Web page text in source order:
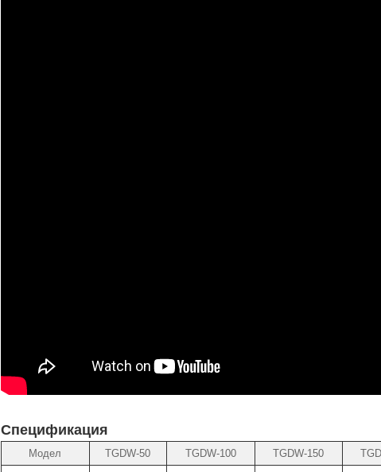
Спецификация
Модел TGDW-50 TGDW-100 TGDW-150